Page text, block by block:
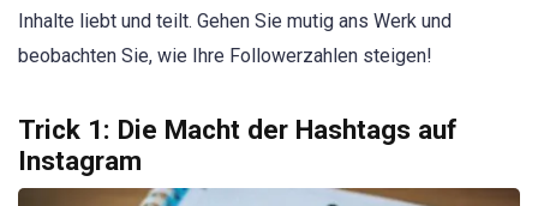
Inhalte liebt und teilt. Gehen Sie mutig ans Werk und
beobachten Sie, wie Ihre Followerzahlen steigen!
Trick 1: Die Macht der Hashtags auf
Instagram